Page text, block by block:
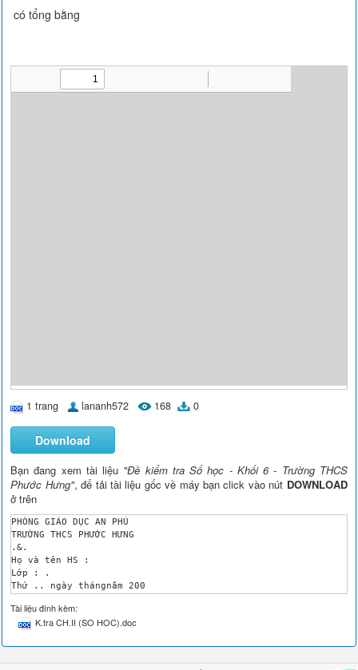
có tổng bằng
1 trang lananh572 168 0
Download
Bạn đang xem tài liệu "Đề kiểm tra Số học - Khối 6 - Trường THCS
Phước Hưng", để tải tài liệu gốc về máy bạn click vào nút DOWNLOAD
ở trên
PHÒNG GIÁO DỤC AN PHÚ
TRƯỜNG THCS PHƯỚC HƯNG
.&.
Họ và tên HS :
Lớp : .
Thứ .. ngày thángnăm 200
ĐỀ KIỂM TRA KHỐI 6
Môn : TOÁN ( Số Học)
Thời gian : 45 phút
Lời phê của giáo viên
___________________________________________________
Tài liệu đính kèm:
K.tra CH.II (SO HOC).doc